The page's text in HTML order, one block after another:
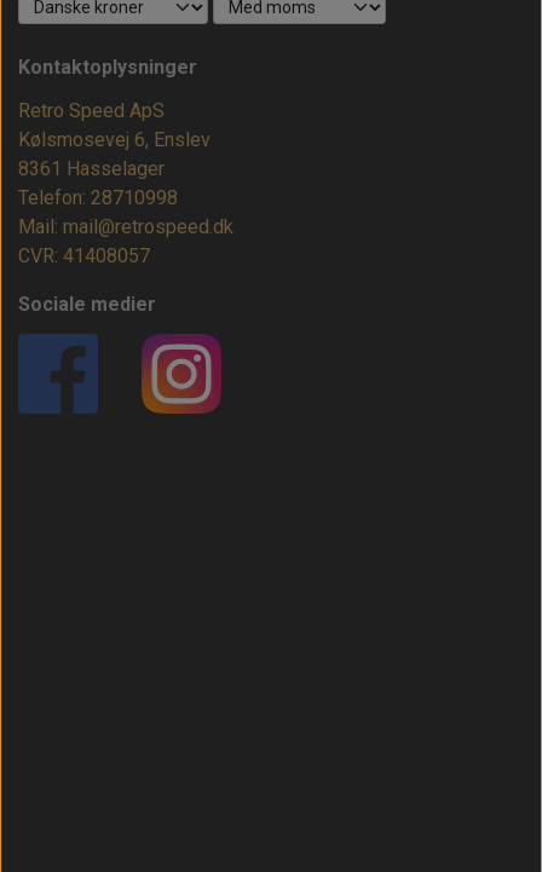
Kontaktoplysninger
Retro Speed ApS
Kølsmosevej 6, Enslev
8361 Hasselager
Telefon: 28710998
Mail: mail@retrospeed.dk
CVR: 41408057
Sociale medier